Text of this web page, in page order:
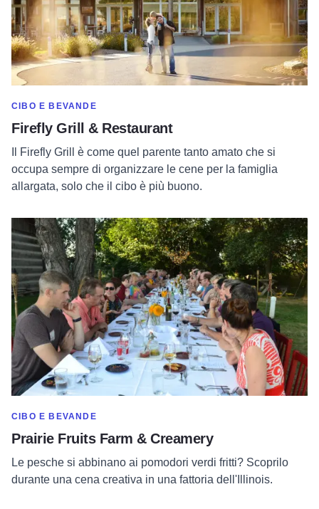
MOSTRA DI PIÙ NELLA CATEGORIA DI
CIBO E BEVANDE
Firefly Grill & Restaurant
Il Firefly Grill è come quel parente tanto amato che si
occupa sempre di organizzare le cene per la famiglia
allargata, solo che il cibo è più buono.
MOSTRA DI PIÙ NELLA CATEGORIA DI
CIBO E BEVANDE
Prairie Fruits Farm & Creamery
Le pesche si abbinano ai pomodori verdi fritti? Scoprilo
durante una cena creativa in una fattoria dell'Illinois.
Per saperne di più su Prairie Fruits Farm & Creamery